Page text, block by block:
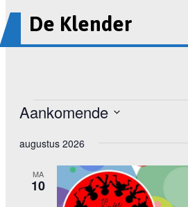
De Klender